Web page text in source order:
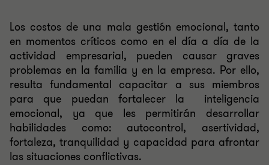
Los costos de una mala gestión emocional, tanto
en momentos críticos como en el día a día de la
actividad empresarial, pueden causar graves
problemas en la familia y en la empresa. Por ello,
resulta fundamental capacitar a sus miembros
para que puedan fortalecer la
inteligencia
emocional, ya que les permitirán desarrollar
habilidades como: autocontrol, asertividad,
fortaleza, tranquilidad y capacidad para afrontar
las situaciones conflictivas.